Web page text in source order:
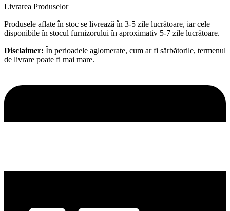
Livrarea Produselor
Produsele aflate în stoc se livrează în 3-5 zile lucrătoare, iar cele
disponibile în stocul furnizorului în aproximativ 5-7 zile lucrătoare.
Disclaimer: În perioadele aglomerate, cum ar fi sărbătorile, termenul
de livrare poate fi mai mare.